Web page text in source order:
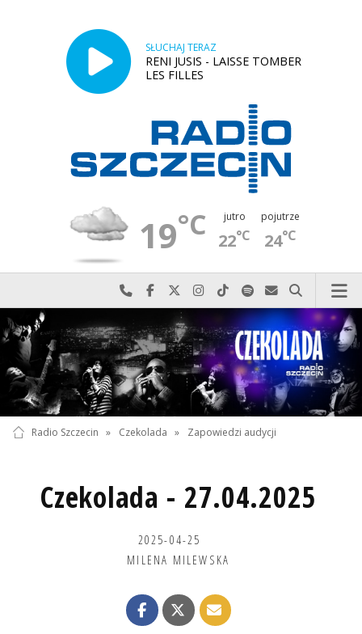
SŁUCHAJ TERAZ
RENI JUSIS - LAISSE TOMBER
LES FILLES
19°C jutro
22°C
pojutrze
24°C
Najlepiej po prostu do nas zadzwoń
Odwiedź nas na Facebook-u
Odwiedź nas na X
Odwiedź nas na Instagram-ie
Odwiedź nas na TikTok-u
Szukaj nas na Spotify
Wyślij do nas
Szukaj
Radio Szczecin » Czekolada » Zapowiedzi audycji
Czekolada - 27.04.2025
2025-04-25
MILENA MILEWSKA